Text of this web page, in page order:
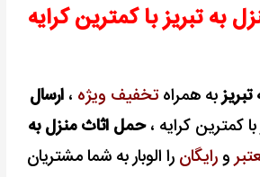
به تبریز با کمترین کرایه
به همراهتخفیف ویژه ،ارسال
با کمترین کرایه ،حمل اثاث منزل به
ورایگان را الوبار به شما مشتریان